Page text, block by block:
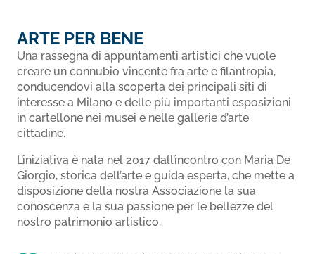
ARTE PER BENE
Una rassegna di appuntamenti artistici che vuole
creare un connubio vincente fra arte e filantropia,
conducendovi alla scoperta dei principali siti di
interesse a Milano e delle più importanti esposizioni
in cartellone nei musei e nelle gallerie d’arte
cittadine.
L’iniziativa è nata nel 2017 dall’incontro con Maria De
Giorgio, storica dell’arte e guida esperta, che mette a
disposizione della nostra Associazione la sua
conoscenza e la sua passione per le bellezze del
nostro patrimonio artistico.